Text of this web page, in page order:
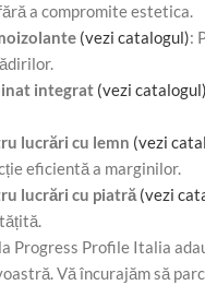
a compromite estetica.
(vezi catalogul):
integrat (vezi catalogul)
lucrări cu lemn (vezi
eficientă a marginilor.
lucrări cu piatră (vezi
Progress Profile Italia
Vă încurajăm să